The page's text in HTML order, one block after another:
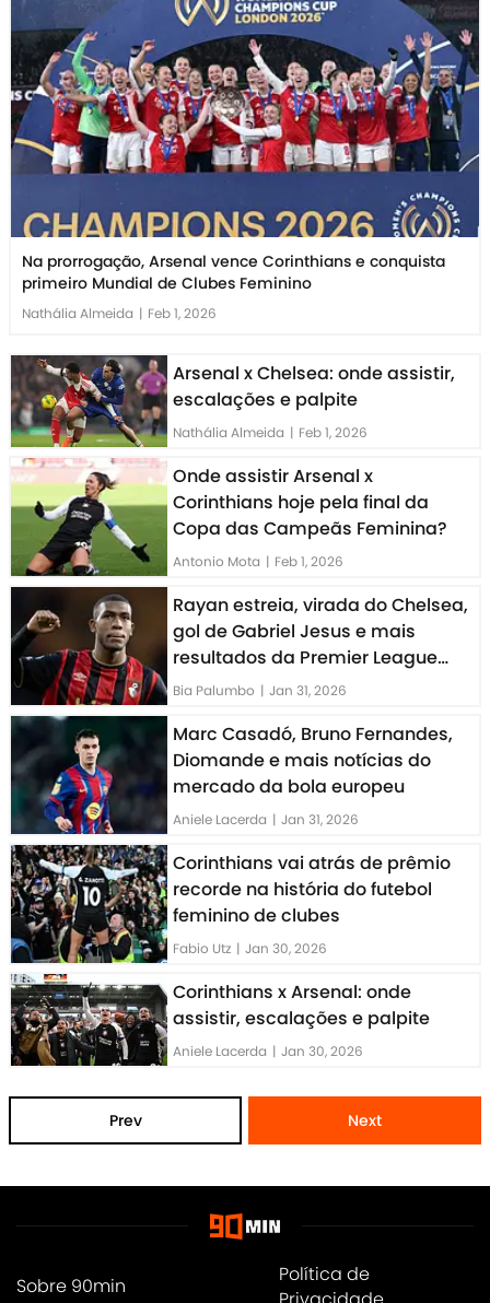
Na prorrogação, Arsenal vence Corinthians e conquista
primeiro Mundial de Clubes Feminino
Nathália Almeida | Feb 1, 2026
Arsenal x Chelsea: onde assistir,
escalações e palpite
Nathália Almeida | Feb 1, 2026
Onde assistir Arsenal x
Corinthians hoje pela final da
Copa das Campeãs Feminina?
Antonio Mota | Feb 1, 2026
Rayan estreia, virada do Chelsea,
gol de Gabriel Jesus e mais
resultados da Premier League
hoje
Bia Palumbo | Jan 31, 2026
Marc Casadó, Bruno Fernandes,
Diomande e mais notícias do
mercado da bola europeu
Aniele Lacerda | Jan 31, 2026
Corinthians vai atrás de prêmio
recorde na história do futebol
feminino de clubes
Fabio Utz | Jan 30, 2026
Corinthians x Arsenal: onde
assistir, escalações e palpite
Aniele Lacerda | Jan 30, 2026
Prev Next
Sobre 90min
Política de